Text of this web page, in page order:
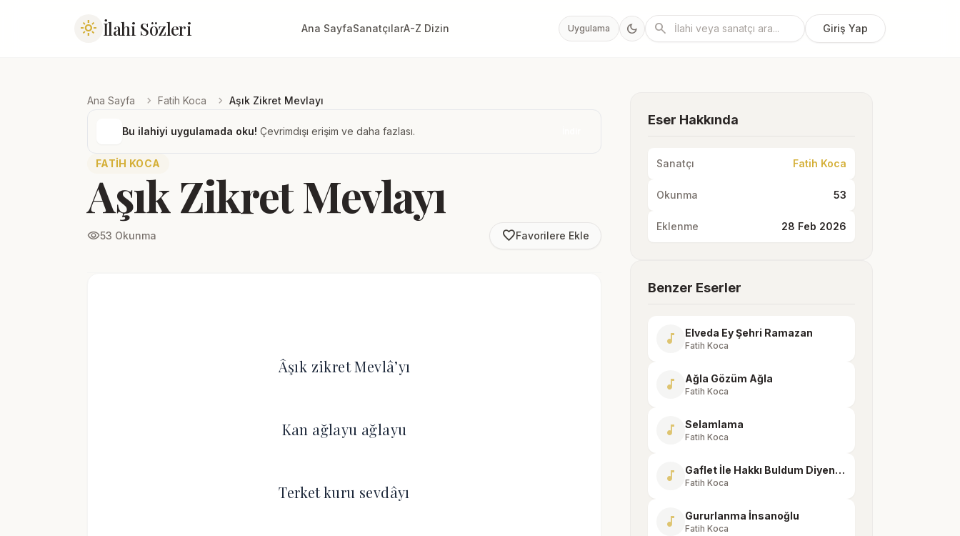
light_mode İlahi Sözleri Ana SayfaSanatçılarA-Z Dizin Uygulama dark_mode search Giriş Yap
Ana Sayfa chevron_right Fatih Koca chevron_right Aşık Zikret Mevlayı
Bu ilahiyi uygulamada oku! Çevrimdışı erişim ve daha fazlası.
FATIH KOCA
Aşık Zikret Mevlayı
visibility53 Okunma favorite_borderFavorilere Ekle
Âşık zikret Mevlâ’yı
Kan ağlayu ağlayu
Terket kuru sevdâyı
Eser Hakkında
Sanatçı Fatih Koca
Okunma 53
Eklenme 28 Feb 2026
Benzer Eserler
music_note Elveda Ey Şehri Ramazan
Fatih Koca
music_note Ağla Gözüm Ağla
Fatih Koca
music_note Selamlama
Fatih Koca
music_note Gaflet İle Hakkı Buldum Diyenler
Fatih Koca
music_note Gururlanma İnsanoğlu
Fatih Koca